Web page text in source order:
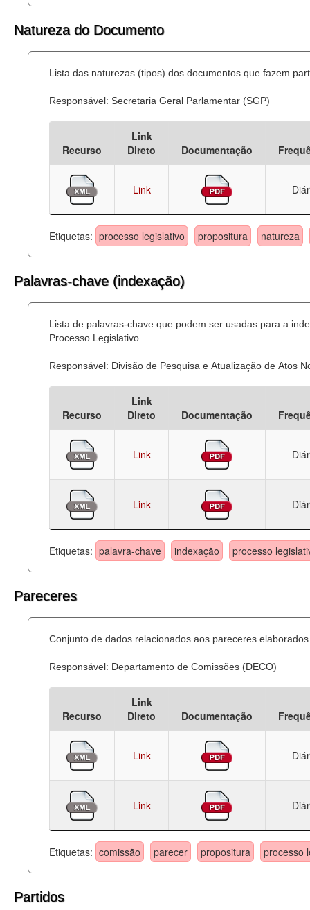
Natureza do Documento
Lista das naturezas (tipos) dos documentos que fazem
Responsável: Secretaria Geral Parlamentar (SGP)
Recurso
Link
Direto
Documentação
Link
Etiquetas: processo legislativo propositura natureza
Palavras-chave (indexação)
Lista de palavras-chave que podem ser usadas para a
Processo Legislativo.
Responsável: Divisão de Pesquisa e Atualização de Atos
Recurso
Link
Direto
Documentação
Link
Link
Etiquetas: palavra-chave indexação processo
Pareceres
Conjunto de dados relacionados aos pareceres
Responsável: Departamento de Comissões (DECO)
Recurso
Link
Direto
Documentação
Link
Link
Etiquetas: comissão parecer propositura processo
Partidos